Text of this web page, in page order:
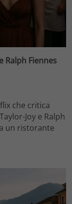
Ralph Fiennes
che critica
Joy e Ralph
un ristorante